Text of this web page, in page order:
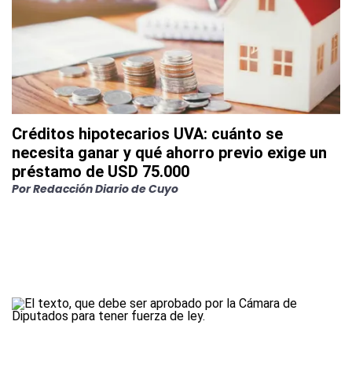
Créditos hipotecarios UVA: cuánto se
necesita ganar y qué ahorro previo exige un
préstamo de USD 75.000
PorRedacción Diario de Cuyo